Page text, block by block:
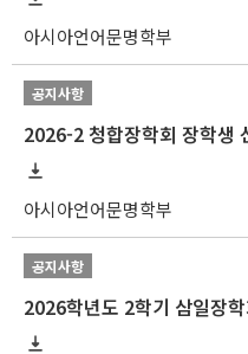
아시아언어문명학부
공지사항
2026-2 청합장학회 장학생
아시아언어문명학부
공지사항